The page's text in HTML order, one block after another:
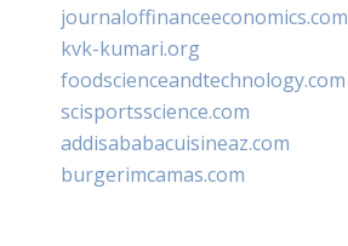
journaloffinanceeconomics.com
kvk-kumari.org
foodscienceandtechnology.com
scisportsscience.com
addisababacuisineaz.com
burgerimcamas.com